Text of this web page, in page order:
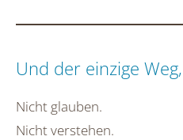
Und der einzige
Nicht glauben.
Nicht verstehen.